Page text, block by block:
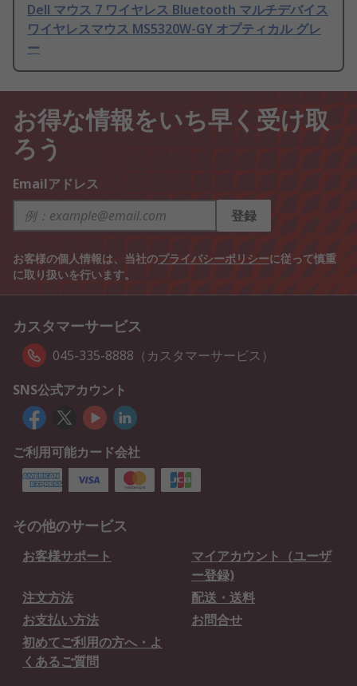
Dell マウス 7 ワイヤレス Bluetooth マルチデバイス
ワイヤレスマウス MS5320W-GY オプティカル グレ
ー
お得な情報をいち早く受け取
ろう
Emailアドレス
登録
お客様の個人情報は、当社のプライバシーポリシーに従って慎重
に取り扱いを行います。
カスタマーサービス
045-335-8888（カスタマーサービス）
SNS公式アカウント
ご利用可能カード会社
その他のサービス
お客様サポート
マイアカウント（ユーザ
ー登録)
注文方法
配送・送料
お支払い方法
お問合せ
初めてご利用の方へ・よ
くあるご質問